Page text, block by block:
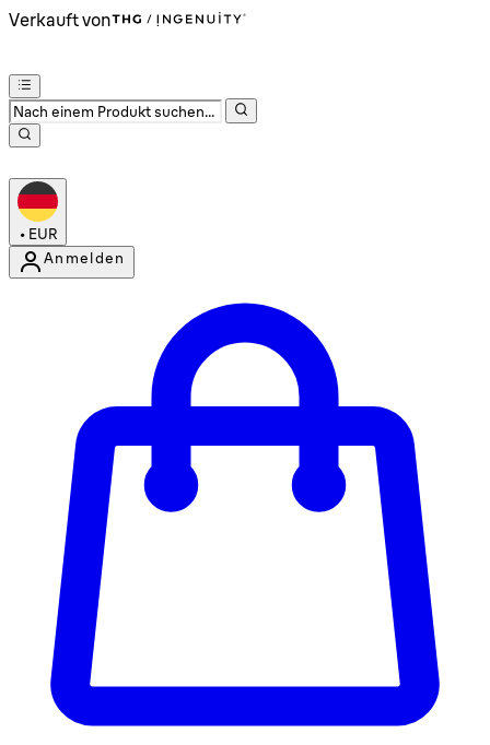
Verkauft von
• EUR
Anmelden